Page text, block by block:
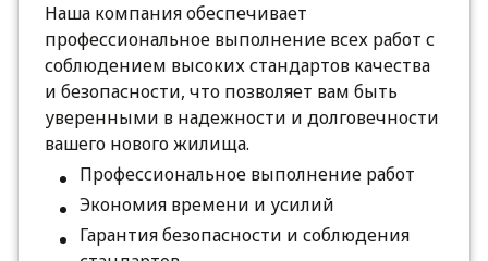
Наша компания обеспечивает
профессиональное выполнение всех работ с
соблюдением высоких стандартов качества
и безопасности, что позволяет вам быть
уверенными в надежности и долговечности
вашего нового жилища.
Профессиональное выполнение работ
Экономия времени и усилий
Гарантия безопасности и соблюдения